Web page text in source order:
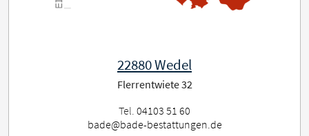
22880 Wedel
Flerrentwiete 32
Tel. 04103 51 60
bade@bade-bestattungen.de